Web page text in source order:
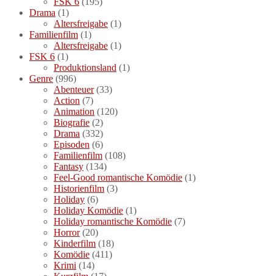
Drama (1)
Altersfreigabe (1)
Familienfilm (1)
Altersfreigabe (1)
FSK 6 (1)
Produktionsland (1)
Genre (996)
Abenteuer(33)
Action (7)
Animation (120)
Biografie (2)
Drama (332)
Episoden (6)
Familienfilm (108)
Fantasy (134)
Feel-Good romantische Komödie (1)
Historienfilm (3)
Holiday (6)
Holiday Komödie (1)
Holiday romantische Komödie (7)
Horror(20)
Kinderfilm (18)
Komödie (411)
Krimi (14)